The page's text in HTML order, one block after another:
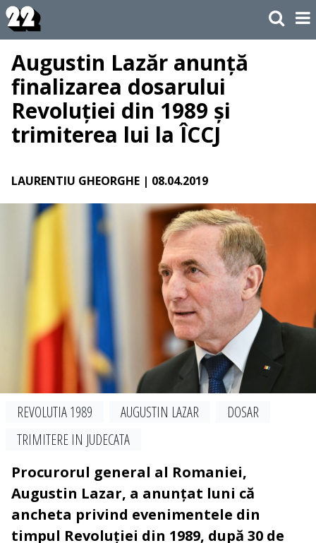
Augustin Lazăr anunță
finalizarea dosarului
Revoluției din 1989 și
trimiterea lui la ÎCCJ
LAURENTIU GHEORGHE | 08.04.2019
REVOLUTIA 1989 AUGUSTIN LAZAR
DOSAR
TRIMITERE IN JUDECATA
Procurorul general al Romaniei,
Augustin Lazar, a anunțat luni că
ancheta privind evenimentele din
timpul Revoluției din 1989, după 30 de